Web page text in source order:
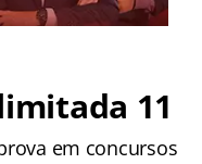
11
em concursos